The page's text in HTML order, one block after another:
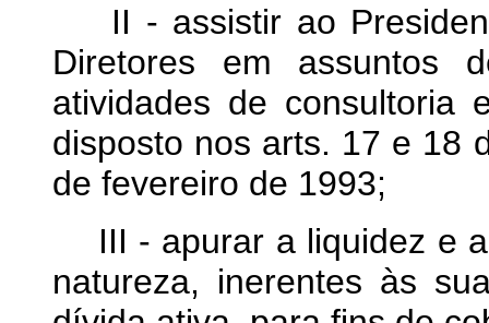
II - assistir ao
Diretores em assuntos
atividades de consultoria
disposto nos arts. 17 e 18
de fevereiro de 1993;
III - apurar a liquidez e a
natureza, inerentes às